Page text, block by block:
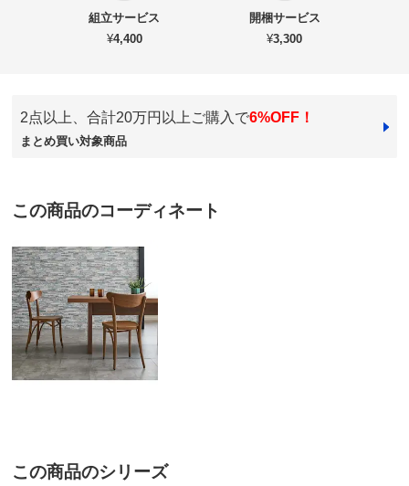
MULTI/マルチ パネルレッグダイニングテーブル 幅160
送料・送料種
別
基本配送料：¥9,000
※商品1個につき、上記配送料金となります。
※組み立て途中や一度組み立てした商品の返品はご遠慮
※家具レンタル「flect」をご利用の場合、返却は中途解
約として承ります。
お支払い方法 送料について
■色：（ア）ウォルナット （イ）オーク（ナチュラル）
■サイズ：幅160奥行90高さ72cm、テーブル下高さ67cm、
■ポルトガル製
組立サービス
¥4,400
開梱サービス
¥3,300
2点以上、合計20万円以上ご購入で6%OFF！
まとめ買い対象商品
この商品のコーディネート
この商品のシリーズ